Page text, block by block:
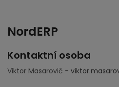
NordERP
Kontaktní osoba
Viktor Masarovič -